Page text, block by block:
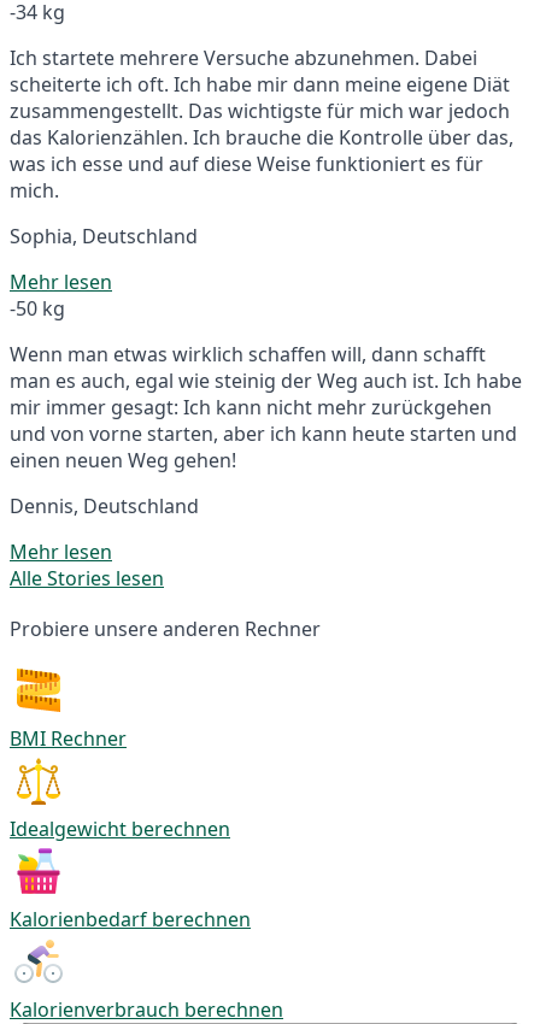
-34 kg
Ich startete mehrere Versuche abzunehmen. Dabei
scheiterte ich oft. Ich habe mir dann meine eigene Diät
zusammengestellt. Das wichtigste für mich war jedoch
das Kalorienzählen. Ich brauche die Kontrolle über das,
was ich esse und auf diese Weise funktioniert es für
mich.
Sophia, Deutschland
Mehr lesen
-50 kg
Wenn man etwas wirklich schaffen will, dann schafft
man es auch, egal wie steinig der Weg auch ist. Ich habe
mir immer gesagt: Ich kann nicht mehr zurückgehen
und von vorne starten, aber ich kann heute starten und
einen neuen Weg gehen!
Dennis, Deutschland
Mehr lesen
Alle Stories lesen
Probiere unsere anderen Rechner
BMI Rechner
Idealgewicht berechnen
Kalorienbedarf berechnen
Kalorienverbrauch berechnen